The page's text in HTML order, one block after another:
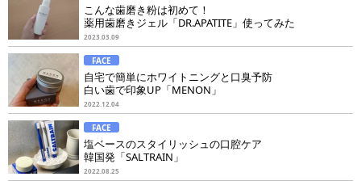
こんな歯磨き粉は初めて！
薬用歯磨きジェル「DR.APATITE」使ってみた
2023.03.09
FACE
自宅で簡単にホワイトニングと口臭予防
白い歯で印象UP「MENON」
2022.12.04
FACE
塩ベースのスタイリッシュの口腔ケア
韓国発「SALTRAIN」
2022.08.25